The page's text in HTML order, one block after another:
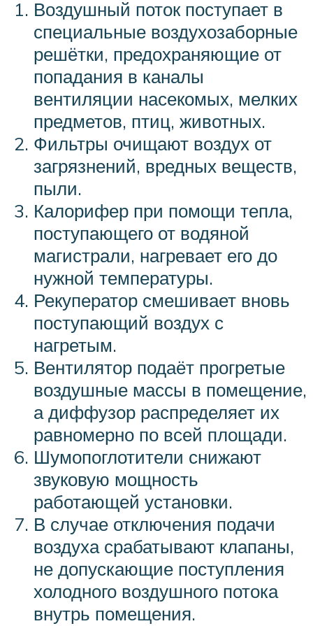
Воздушный поток поступает в
специальные воздухозаборные
решётки, предохраняющие от
попадания в каналы
вентиляции насекомых, мелких
предметов, птиц, животных.
Фильтры очищают воздух от
загрязнений, вредных веществ,
пыли.
Калорифер при помощи тепла,
поступающего от водяной
магистрали, нагревает его до
нужной температуры.
Рекуператор смешивает вновь
поступающий воздух с
нагретым.
Вентилятор подаёт прогретые
воздушные массы в помещение,
а диффузор распределяет их
равномерно по всей площади.
Шумопоглотители снижают
звуковую мощность
работающей установки.
В случае отключения подачи
воздуха срабатывают клапаны,
не допускающие поступления
холодного воздушного потока
внутрь помещения.